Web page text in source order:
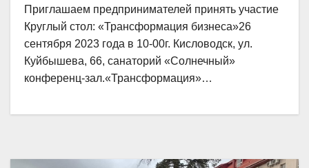
Приглашаем предпринимателей принять участие
Круглый стол: «Трансформация бизнеса»26
сентября 2023 года в 10-00г. Кисловодск, ул.
Куйбышева, 66, санаторий «Солнечный»
конференц-зал.«Трансформация»…